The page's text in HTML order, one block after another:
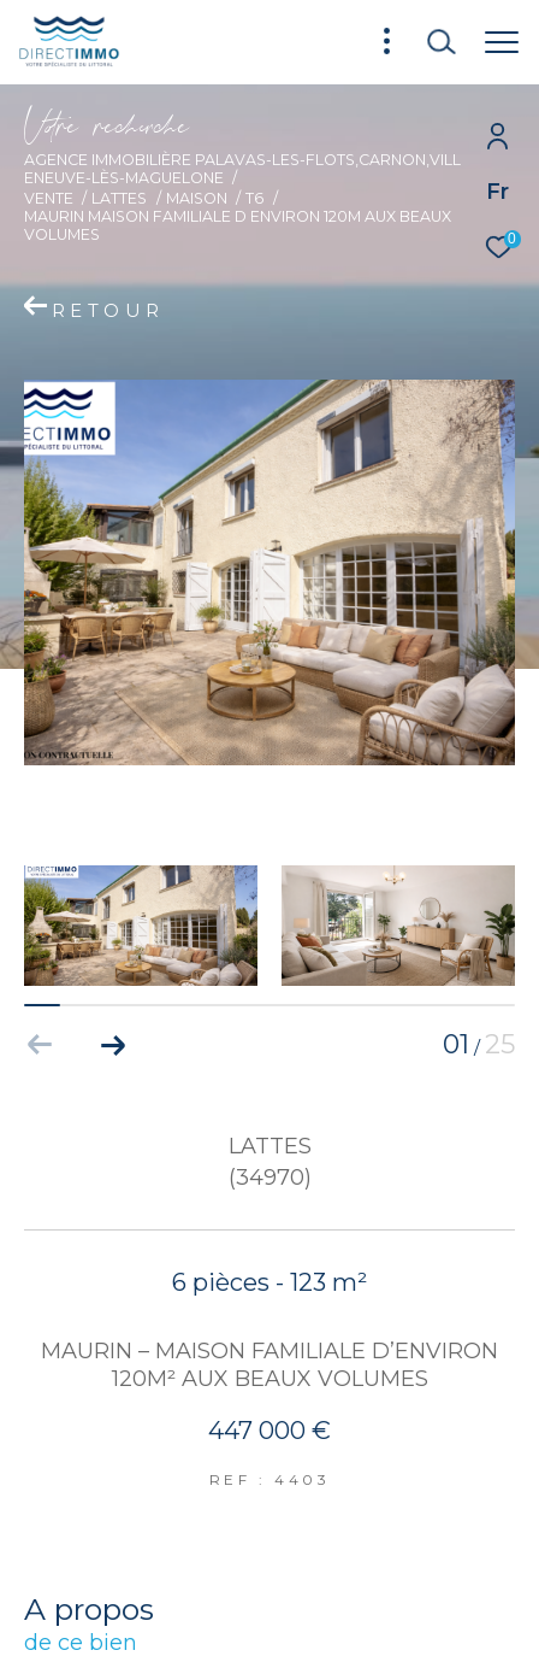
Fr
0
Vore recece
AGENCE IMMOBILIÈRE PALAVAS-LES-FLOTS,CARNON,VILL
ENEUVE-LÈS-MAGUELONE
VENTE
LATTES MAISON
T6
MAURIN MAISON FAMILIALE D ENVIRON 120M AUX BEAUX
VOLUMES
RETOUR
01 / 25
LATTES
(34970)
6 pièces - 123 m²
MAURIN – MAISON FAMILIALE D’ENVIRON
120M² AUX BEAUX VOLUMES
447 000 €
REF : 4403
a propos
de ce bien